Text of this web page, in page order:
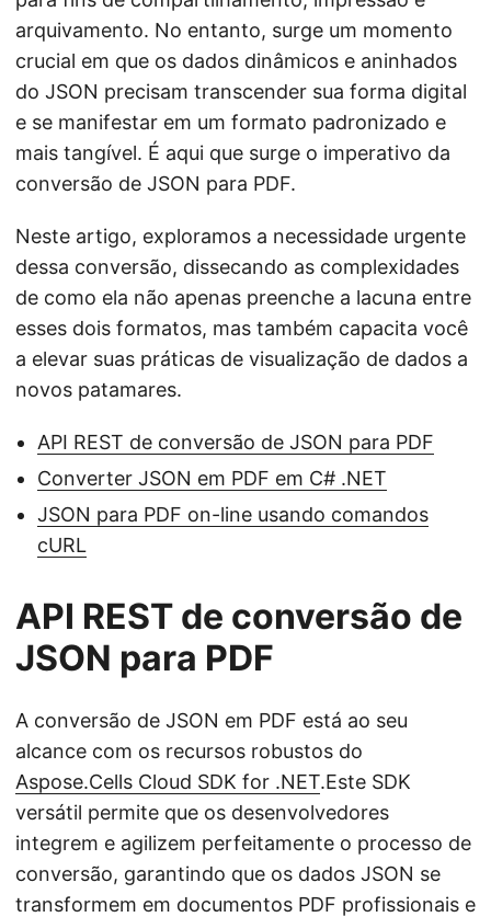
arquivamento. No entanto, surge um momento
crucial em que os dados dinâmicos e aninhados
do JSON precisam transcender sua forma digital
e se manifestar em um formato padronizado e
mais tangível. É aqui que surge o imperativo da
conversão de JSON para PDF.
Neste artigo, exploramos a necessidade urgente
dessa conversão, dissecando as complexidades
de como ela não apenas preenche a lacuna entre
esses dois formatos, mas também capacita você
a elevar suas práticas de visualização de dados a
novos patamares.
API REST de conversão de JSON para PDF
Converter JSON em PDF em C# .NET
JSON para PDF on-line usando comandos
cURL
API REST de conversão de
JSON para PDF
A conversão de JSON em PDF está ao seu
alcance com os recursos robustos do
Aspose.Cells Cloud SDK for .NET.Este SDK
versátil permite que os desenvolvedores
integrem e agilizem perfeitamente o processo de
conversão, garantindo que os dados JSON se
transformem em documentos PDF profissionais e